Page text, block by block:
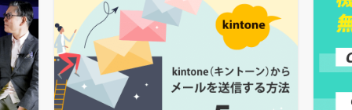
システム開発
エンタープライズ向けkintone開発
Smart at event
Smart at GATE for LINE WORKS